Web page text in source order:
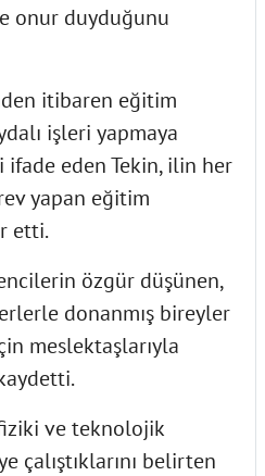
onur duyduğunu
itibaren eğitim
işleri yapmaya
eden Tekin, ilin her
yapan eğitim
etti.
özgür düşünen,
donanmış bireyler
meslektaşlarıyla
ve teknolojik
çalıştıklarını belirten